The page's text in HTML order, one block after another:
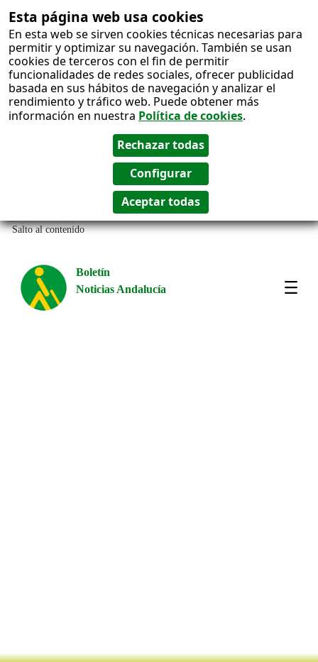
Esta página web usa cookies
En esta web se sirven cookies técnicas necesarias para
permitir y optimizar su navegación. También se usan
cookies de terceros con el fin de permitir
funcionalidades de redes sociales, ofrecer publicidad
basada en sus hábitos de navegación y analizar el
rendimiento y tráfico web. Puede obtener más
información en nuestra Política de cookies.
Salto al contenido
Boletín
Noticias Andalucía